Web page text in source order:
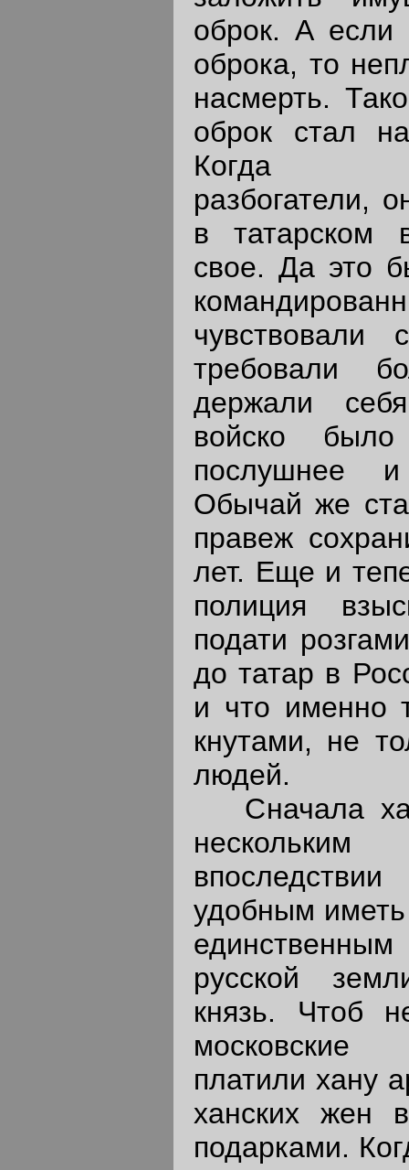
оброк. А если
оброка, то
насмерть.
оброк стал
Когда
разбогатели,
в татарском
свое. Да это
чувствовали
требовали
держали
войско
послушнее
Обычай же
правеж
лет. Еще и
полиция
подати
до татар в
и что именно
кнутами, не
людей.
Сначала
удобным
русской
князь. Чтоб
московские
платили хану
ханских жен
подарками.